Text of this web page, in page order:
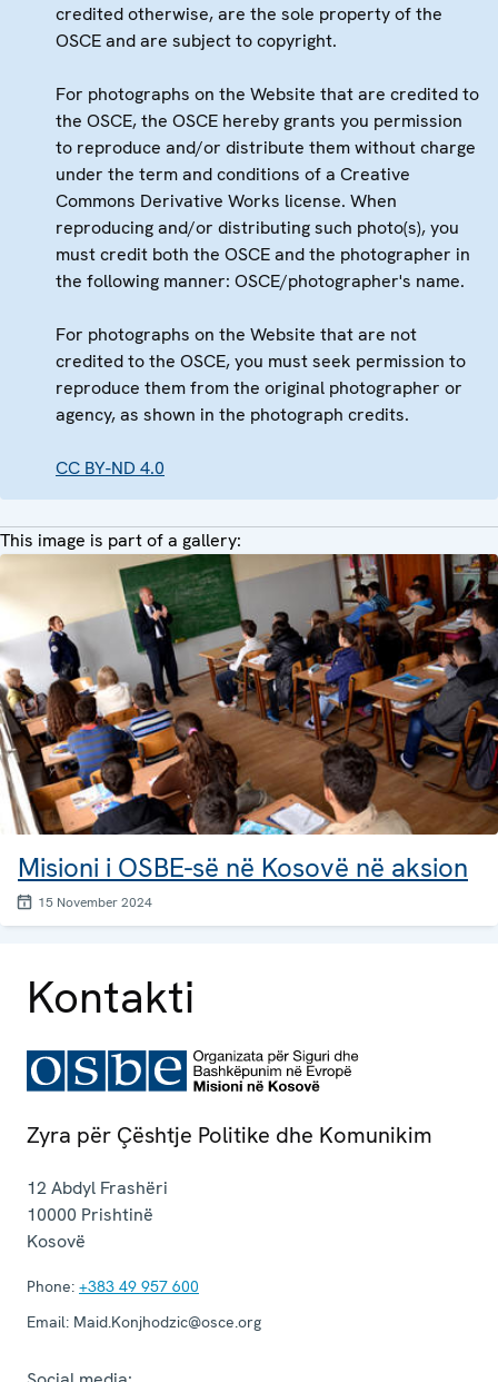
credited otherwise, are the sole property of the
OSCE and are subject to copyright.
For photographs on the Website that are credited to
the OSCE, the OSCE hereby grants you permission
to reproduce and/or distribute them without charge
under the term and conditions of a Creative
Commons Derivative Works license. When
reproducing and/or distributing such photo(s), you
must credit both the OSCE and the photographer in
the following manner: OSCE/photographer's name.
For photographs on the Website that are not
credited to the OSCE, you must seek permission to
reproduce them from the original photographer or
agency, as shown in the photograph credits.
CC BY-ND 4.0
This image is part of a gallery:
Misioni i OSBE-së në Kosovë në aksion
15 November 2024
Kontakti
Zyra për Çështje Politike dhe Komunikim
12 Abdyl Frashëri
10000 Prishtinë
Kosovë
Phone: +383 49 957 600
Email: Maid.Konjhodzic@osce.org